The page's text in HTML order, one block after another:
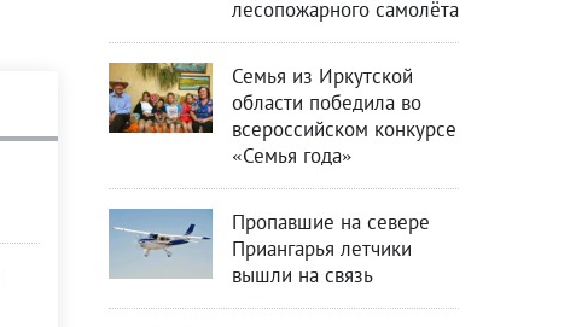
лесопожарного самолёта
Семья из Иркутской
области победила во
всероссийском конкурсе
«Семья года»
Пропавшие на севере
Приангарья летчики
вышли на связь